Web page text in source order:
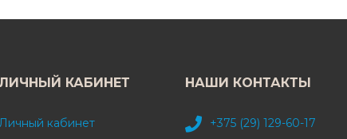
КАБИНЕТ
кабинет
НАШИ КОНТАКТЫ
+375 (29) 129-60-17